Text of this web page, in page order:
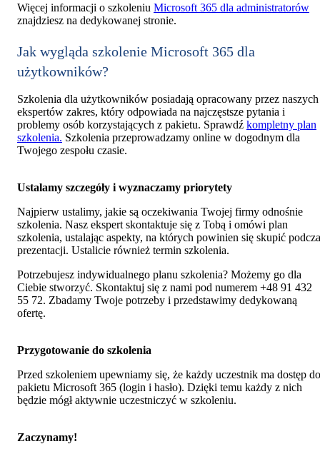
Więcej informacji o szkoleniu Microsoft 365 dla administratorów
znajdziesz na dedykowanej stronie.
Jak wygląda szkolenie Microsoft 365 dla
użytkowników?
Szkolenia dla użytkowników posiadają opracowany przez naszych
ekspertów zakres, który odpowiada na najczęstsze pytania i
problemy osób korzystających z pakietu. Sprawdź kompletny plan
szkolenia. Szkolenia przeprowadzamy online w dogodnym dla
Twojego zespołu czasie.
Ustalamy szczegóły i wyznaczamy priorytety
Najpierw ustalimy, jakie są oczekiwania Twojej firmy odnośnie
szkolenia. Nasz ekspert skontaktuje się z Tobą i omówi plan
szkolenia, ustalając aspekty, na których powinien się skupić
prezentacji. Ustalicie również termin szkolenia.
Potrzebujesz indywidualnego planu szkolenia? Możemy go dla
Ciebie stworzyć. Skontaktuj się z nami pod numerem +48 91 432
55 72. Zbadamy Twoje potrzeby i przedstawimy dedykowaną
ofertę.
Przygotowanie do szkolenia
Przed szkoleniem upewniamy się, że każdy uczestnik ma dostęp do
pakietu Microsoft 365 (login i hasło). Dzięki temu każdy z nich
będzie mógł aktywnie uczestniczyć w szkoleniu.
Zaczynamy!